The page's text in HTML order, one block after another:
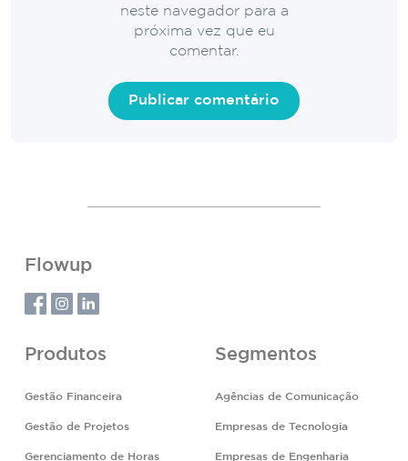
neste navegador para a
próxima vez que eu
comentar.
Flowup
Produtos
Gestão Financeira
Gestão de Projetos
Gerenciamento de Horas
Segmentos
Agências de Comunicação
Empresas de Tecnologia
Empresas de Engenharia